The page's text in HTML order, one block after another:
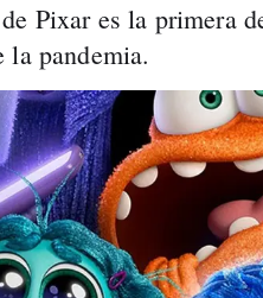
Pixar es la primera
la pandemia.